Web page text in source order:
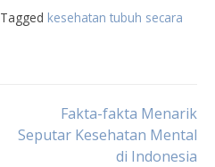
Tagged kesehatan tubuh secara
Fakta-fakta Menarik
Seputar Kesehatan Mental
di Indonesia